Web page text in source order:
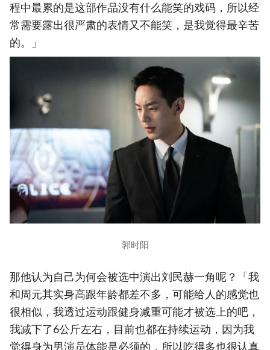
程中最累的是这部作品没有什么能笑的戏码，所以经
常需要露出很严肃的表情又不能笑，是我觉得最辛苦
的。」
郭时阳
那他认为自己为何会被选中演出刘民赫一角呢？「我
和周元其实身高跟年龄都差不多，可能给人的感觉也
很相似，我透过运动跟健身减重可能才被选上的吧，
我减下了6公斤左右，目前也都在持续运动，因为我
觉得身为男演员体能是必须的，所以吃得多也很认真